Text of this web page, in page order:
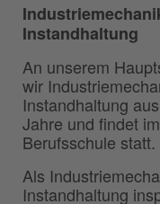
Instandhaltung
An unserem
wir
Instandhaltung
Jahre und findet
Berufsschule statt.
Als
Instandhaltung